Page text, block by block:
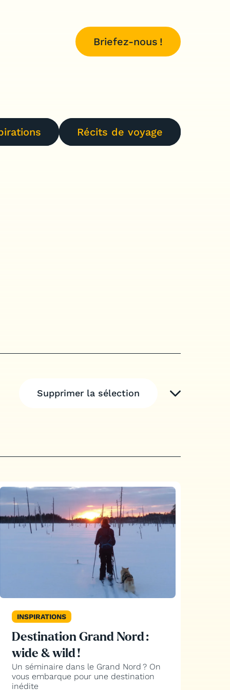
Briefez-nous !
Récits de voyage
Supprimer la sélection
INSPIRATIONS
Destination Grand Nord :
wide & wild !
Un séminaire dans le Grand Nord ? On
vous embarque pour une destination
inédite